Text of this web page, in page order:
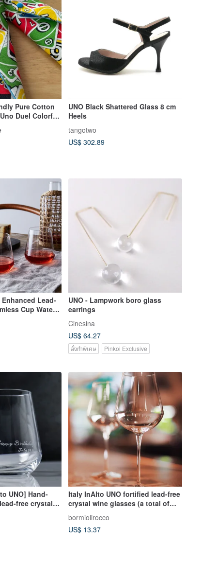
Pure Cotton
Duel Colorful
UNO Black Shattered Glass 8 cm
Heels
tangotwo
US$ 302.89
Lead-
Cup Water
UNO - Lampwork boro glass
earrings
Cinesina
US$ 64.27
สั่งทำพิเศษ Pinkoi Exclusive
UNO] Hand-
free crystal
Italy InAlto UNO fortified lead-free
crystal wine glasses (a total of
bormiolirocco
US$ 13.37